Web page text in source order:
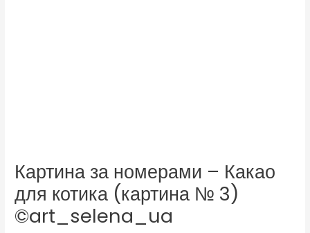
Картина за номерами – Какао
для котика (картина № 3)
©art_selena_ua